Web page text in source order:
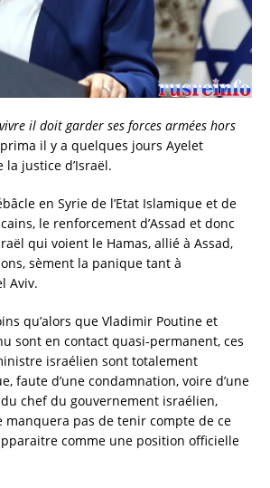
il doit garder ses forces armées hors
il y a quelques jours Ayelet
justice d’Israël.
en Syrie de l’Etat Islamique et de
le renforcement d’Assad et donc
qui voient le Hamas, allié à Assad,
sèment la panique tant à
Aviv.
qu’alors que Vladimir Poutine et
sont en contact quasi-permanent, ces
israélien sont totalement
faute d’une condamnation, voire d’une
chef du gouvernement israélien,
manquera pas de tenir compte de ce
comme une position officielle